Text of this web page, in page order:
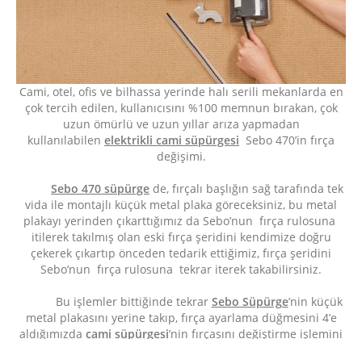
Cami, otel, ofis ve bilhassa yerinde halı serili mekanlarda en
çok tercih edilen, kullanıcısını %100 memnun bırakan, çok
uzun ömürlü ve uzun yıllar arıza yapmadan
kullanılabilen elektrikli cami süpürgesi Sebo 470’in fırça
değişimi.
Sebo 470 süpürge de, fırçalı başlığın sağ tarafında tek
vida ile montajlı küçük metal plaka göreceksiniz, bu metal
plakayı yerinden çıkarttığımız da Sebo’nun fırça rulosuna
itilerek takılmış olan eski fırça şeridini kendimize doğru
çekerek çıkartıp önceden tedarik ettiğimiz, fırça şeridini
Sebo’nun fırça rulosuna tekrar iterek takabilirsiniz.
Bu işlemler bittiğinde tekrar Sebo Süpürge’nin küçük
metal plakasını yerine takıp, fırça ayarlama düğmesini 4’e
aldığımızda cami süpürgesi’nin fırçasını değiştirme işlemini